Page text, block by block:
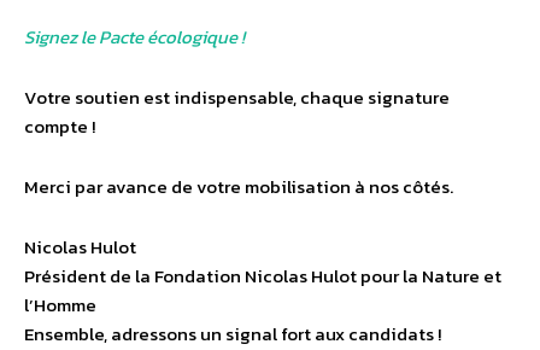
Signez le Pacte écologique !
Votre soutien est indispensable, chaque signature
compte !
Merci par avance de votre mobilisation à nos côtés.
Nicolas Hulot
Président de la Fondation Nicolas Hulot pour la Nature et
l’Homme
Ensemble, adressons un signal fort aux candidats !